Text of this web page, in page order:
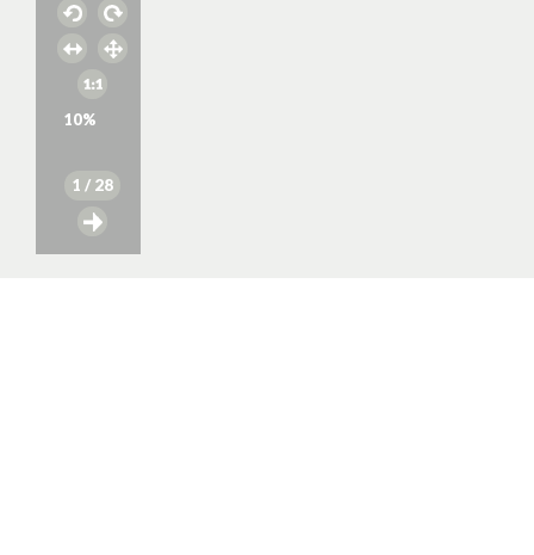
10%
1 / 28